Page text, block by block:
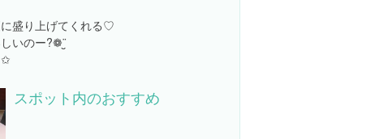
盛り上げてくれる♡
いのー?❁¨̮
✩
スポット内のおすすめ